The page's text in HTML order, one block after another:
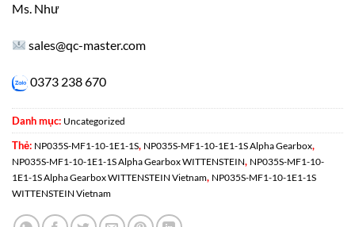
Ms. Như
sales@qc-master.com
0373 238 670
Danh mục: Uncategorized
Thẻ: NP035S-MF1-10-1E1-1S, NP035S-MF1-10-1E1-1S Alpha Gearbox,
NP035S-MF1-10-1E1-1S Alpha Gearbox WITTENSTEIN, NP035S-MF1-10-
1E1-1S Alpha Gearbox WITTENSTEIN Vietnam, NP035S-MF1-10-1E1-1S
WITTENSTEIN Vietnam